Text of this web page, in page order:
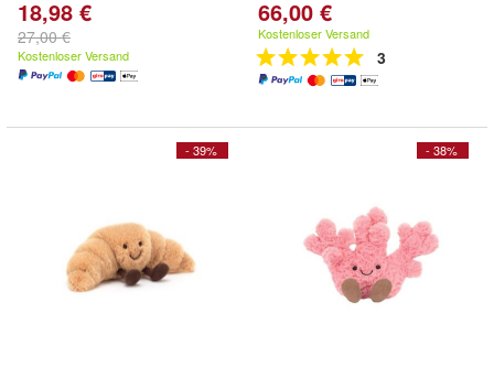
18,98 €
27,00 €
Kostenloser Versand
66,00 €
Kostenloser Versand
3
- 39% - 38%